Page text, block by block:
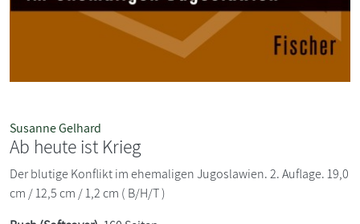
Susanne Gelhard
Ab heute ist Krieg
Der blutige Konflikt im ehemaligen Jugoslawien. 2. Auflage. 19,0
cm / 12,5 cm / 1,2 cm ( B/H/T )